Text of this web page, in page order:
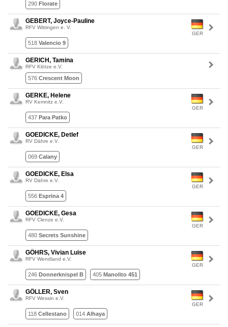
290 Florate
GER
GEBERT, Joyce-Pauline
RFV Wittingen e. V.
518 Valencio 9
GERICH, Tamina
RFV Klötze e.V.
576 Crescent Moon
GER
GERKE, Helene
RV Kemnitz e.V.
437 Para Patko
GER
GOEDICKE, Detlef
RV Dähre e.V.
069 Calany
GER
GOEDICKE, Elsa
RV Dähre e.V.
556 Esprina 4
GER
GOEDICKE, Gesa
RFV Clenze e.V.
480 Secrets Sunshine
GER
GÖHRS, Vivian Luise
RFV Wendland e.V.
246 Donnerknispel B 405 Manolito 451
GER
GÖLLER, Sven
RFV Wessin e.V.
118 Cellestano 014 Alhaya